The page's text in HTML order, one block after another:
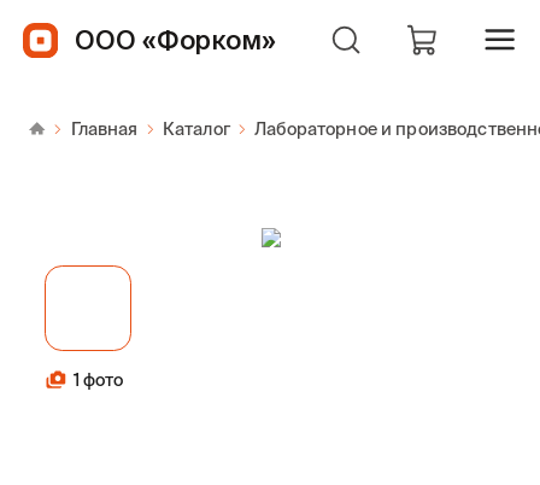
ООО «Форком»
Главная Каталог Лабораторное и
1 фото